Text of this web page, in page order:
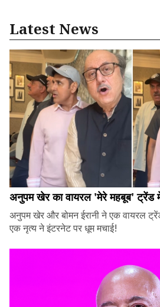
Latest News
अनुपम खेर का वायरल 'मेरे महबूब' ट्रेंड में
अनुपम खेर और बोमन ईरानी ने एक वायरल
एक नृत्य ने इंटरनेट पर धूम मचाई!